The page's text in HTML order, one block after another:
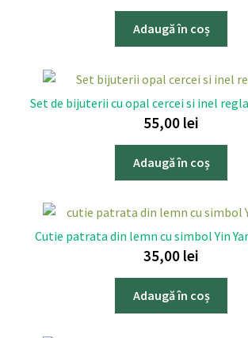
Adaugă în coș
Set de bijuterii cu opal cercei si inel
55,00 lei
Adaugă în coș
Cutie patrata din lemn cu simbol Yin
35,00 lei
Adaugă în coș